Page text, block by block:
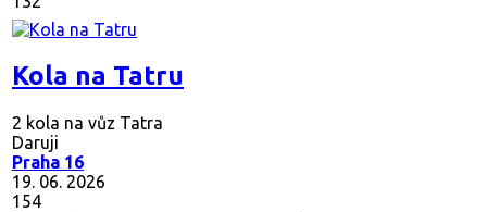
Kola na Tatru
2 kola na vůz Tatra
Daruji
Praha 16
19. 06. 2026
154